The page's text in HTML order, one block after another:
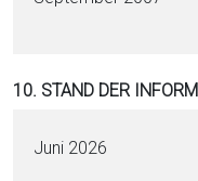
10. STAND DER
Juni 2026